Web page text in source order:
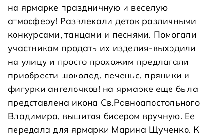
на ярмарке праздничную и веселую
атмосферу! Развлекали деток различными
конкурсами, танцами и песнями. Помогали
участникам продать их изделия-выходили
на улицу и просто прохожим предлагали
приобрести шоколад, печенье, пряники и
фигурки ангелочков! на ярмарке еще была
представлена икона Св.Равноапостольного
Владимира, вышитая бисером вручную. Ее
передала для ярмарки Марина Щученко. К